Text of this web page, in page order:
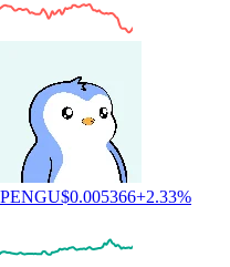
PENGU$0.005366+2.33%